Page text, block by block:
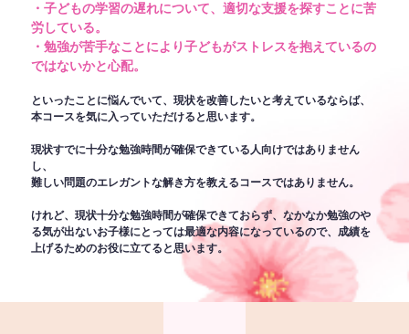
・子どもの学習の遅れについて、適切な支援を探すことに苦
労している。
・勉強が苦手なことにより子どもがストレスを抱えているの
ではないかと心配。
といったことに悩んでいて、現状を改善したいと考えているならば、
本コースを気に入っていただけると思います。
現状すでに十分な勉強時間が確保できている人向けではありません
し、
難しい問題のエレガントな解き方を教えるコースではありません。
けれど、現状十分な勉強時間が確保できておらず、なかなか勉強のや
る気が出ないお子様にとっては最適な内容になっているので、成績を
上げるためのお役に立てると思います。